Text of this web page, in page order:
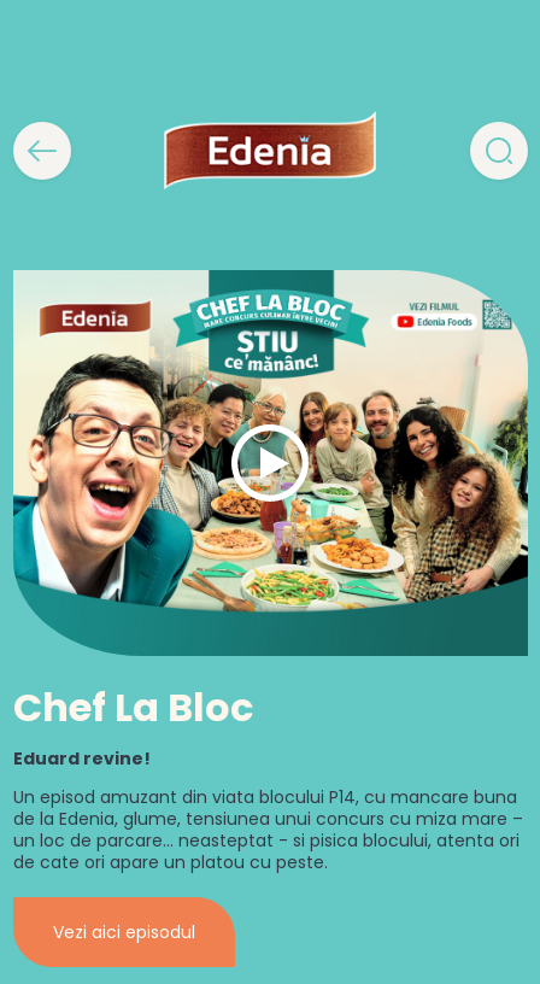
Chef La Bloc
Eduard revine!
Un episod amuzant din viata blocului P14, cu mancare buna
de la Edenia, glume, tensiunea unui concurs cu miza mare –
un loc de parcare... neasteptat - si pisica blocului, atenta ori
de cate ori apare un platou cu peste.
Vezi aici episodul